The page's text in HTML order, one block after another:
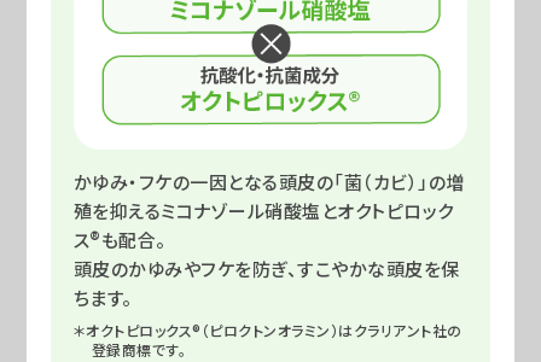
かゆみ・フケの一因となる頭皮の「菌（カビ）」の増
殖を抑えるミコナゾール硝酸塩とオクトピロック
ス®も配合。
頭皮のかゆみやフケを防ぎ、すこやかな頭皮を保
ちます。
＊オクトピロックス®（ピロクトンオラミン）はクラリアント社の
登録商標です。